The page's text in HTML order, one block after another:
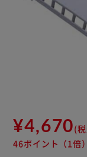
¥4,670(
46ポイント （1倍）